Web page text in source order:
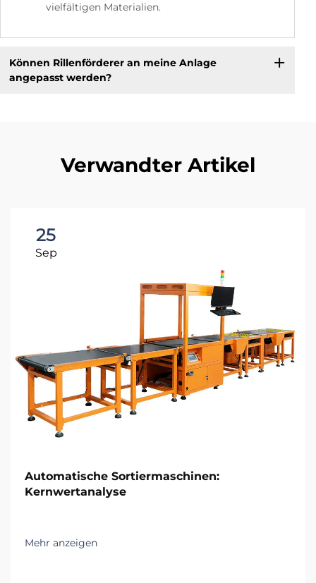
vielfältigen Materialien.
Können Rillenförderer an meine Anlage
angepasst werden?
Verwandter Artikel
25
Sep
Automatische Sortiermaschinen:
Kernwertanalyse
Mehr anzeigen